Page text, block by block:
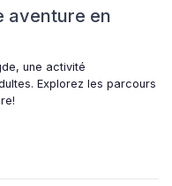
aventure en
une activité
Explorez les parcours